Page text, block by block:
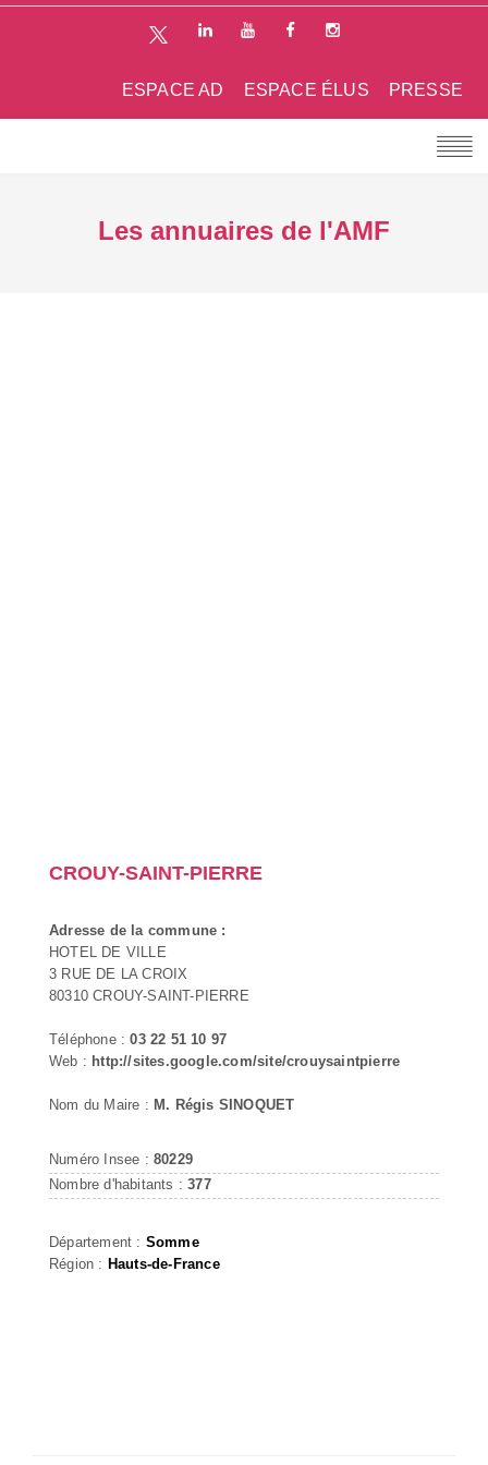
PRESSE
ESPACE ÉLUS
ESPACE AD
Les annuaires de l'AMF
CROUY-SAINT-PIERRE
Adresse de la commune :
HOTEL DE VILLE
3 RUE DE LA CROIX
80310 CROUY-SAINT-PIERRE
Téléphone :03 22 51 10 97
Web : http://sites.google.com/site/crouysaintpierre
Nom du Maire : M. Régis SINOQUET
Numéro Insee : 80229
Nombre d'habitants :377
Département : Somme
Région : Hauts-de-France